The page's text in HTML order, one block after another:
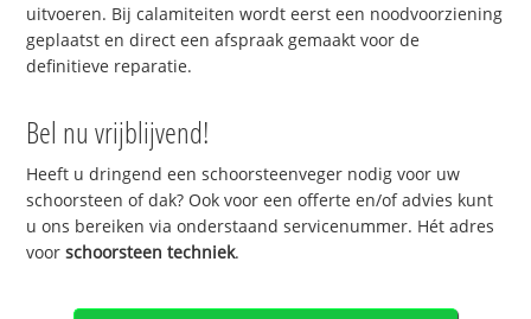
uitvoeren. Bij calamiteiten wordt eerst een noodvoorziening
geplaatst en direct een afspraak gemaakt voor de
definitieve reparatie.
Bel nu vrijblijvend!
Heeft u dringend een schoorsteenveger nodig voor uw
schoorsteen of dak? Ook voor een offerte en/of advies kunt
u ons bereiken via onderstaand servicenummer. Hét adres
voorschoorsteen techniek.